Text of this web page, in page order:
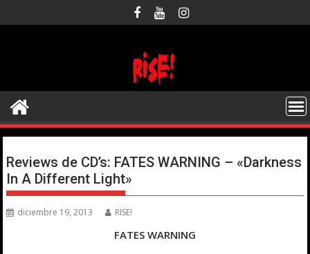
al
Reviews de CD’s: FATES WARNING – «Darkness
In A Different Light»
diciembre 19, 2013 RISE!
FATES WARNING